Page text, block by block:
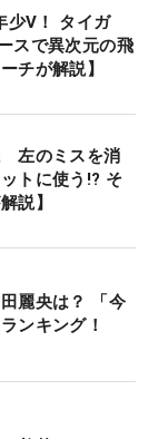
少V！ タイガ
スで異次元の飛
チが解説】
左のミスを消
トに使う!? そ
説】
麗央は？ 「今
ンキング！